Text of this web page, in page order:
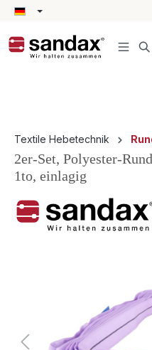
springen
Textile Hebetechnik
2er-Set, Polyester-
1to, einlagig